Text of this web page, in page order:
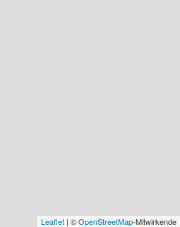
Leaflet | ©OpenStreetMap-Mitwirkende